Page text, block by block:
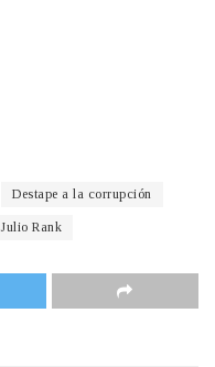
Destape a la corrupción
Julio Rank